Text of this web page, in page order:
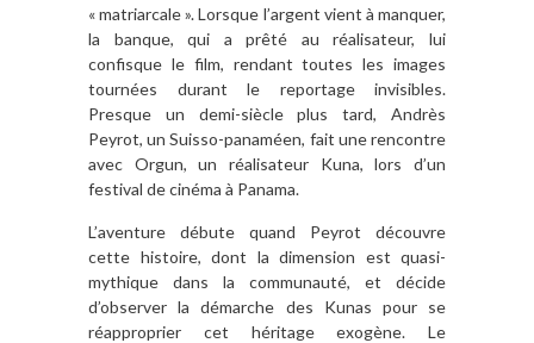
« matriarcale ». Lorsque l’argent vient à manquer,
la banque, qui a prêté au réalisateur, lui
confisque le film, rendant toutes les images
tournées durant le reportage invisibles.
Presque un demi-siècle plus tard, Andrès
Peyrot, un Suisso-panaméen, fait une rencontre
avec Orgun, un réalisateur Kuna, lors d’un
festival de cinéma à Panama.
L’aventure débute quand Peyrot découvre
cette histoire, dont la dimension est quasi-
mythique dans la communauté, et décide
d’observer la démarche des Kunas pour se
réapproprier cet héritage exogène. Le